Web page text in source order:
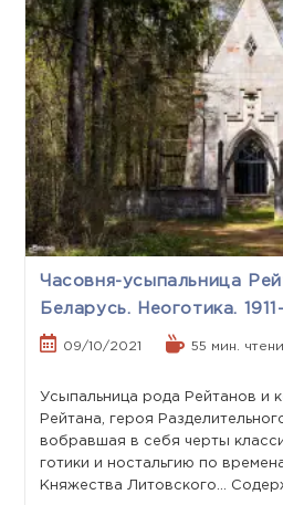
Часовня-усыпальница
Беларусь. Неоготика.
09/10/2021 55 мин.
Усыпальница рода Рейтанов и
Рейтана, героя
вобравшая в себя черты
готики и ностальгию по
Княжества Литовского...